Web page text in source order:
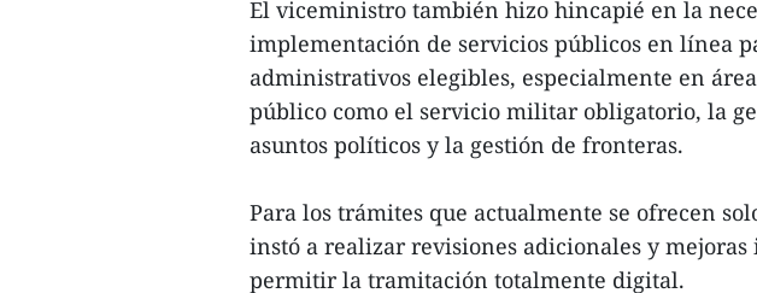
El viceministro también hizo hincapié en la
implementación de servicios públicos en línea
administrativos elegibles, especialmente en
público como el servicio militar obligatorio, la
asuntos políticos y la gestión de fronteras.
Para los trámites que actualmente se ofrecen
instó a realizar revisiones adicionales y
permitir la tramitación totalmente digital.